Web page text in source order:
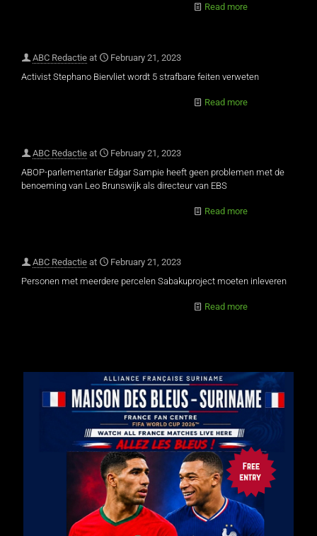
Read more
ABC Redactie at
February 21, 2023
Activist Stephano Biervliet wordt 5 strafbare feiten verweten
Read more
ABC Redactie at
February 21, 2023
ABOP-parlementarier Edgar Sampie heeft geen problemen met de
benoeming van Leo Brunswijk als directeur van EBS
Read more
ABC Redactie at
February 21, 2023
Personen met meerdere percelen Sabakuproject moeten inleveren
Read more